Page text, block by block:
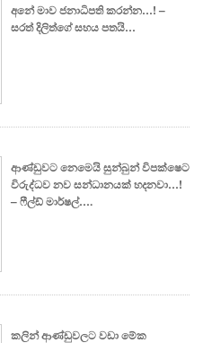
අනේ මාව ජනාධිපති කරන්න…! –
සරත් දිලිත්ගේ සහය පතයි…
ආණ්ඩුවට නෙමෙයි සුන්බුන් විපක්ෂෙට
විරුද්ධව නව සන්ධානයක් හදනවා…!
– ෆීල්ඩ් මාර්ෂල්….
කලින් ආණ්ඩුවලට වඩා මේක